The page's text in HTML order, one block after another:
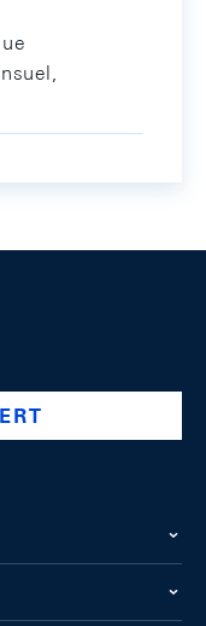
swiss-national-
@swissnationalbank